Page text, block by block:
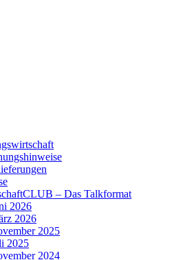
– Das Talkformat
2026
2026
2025
2025
2024